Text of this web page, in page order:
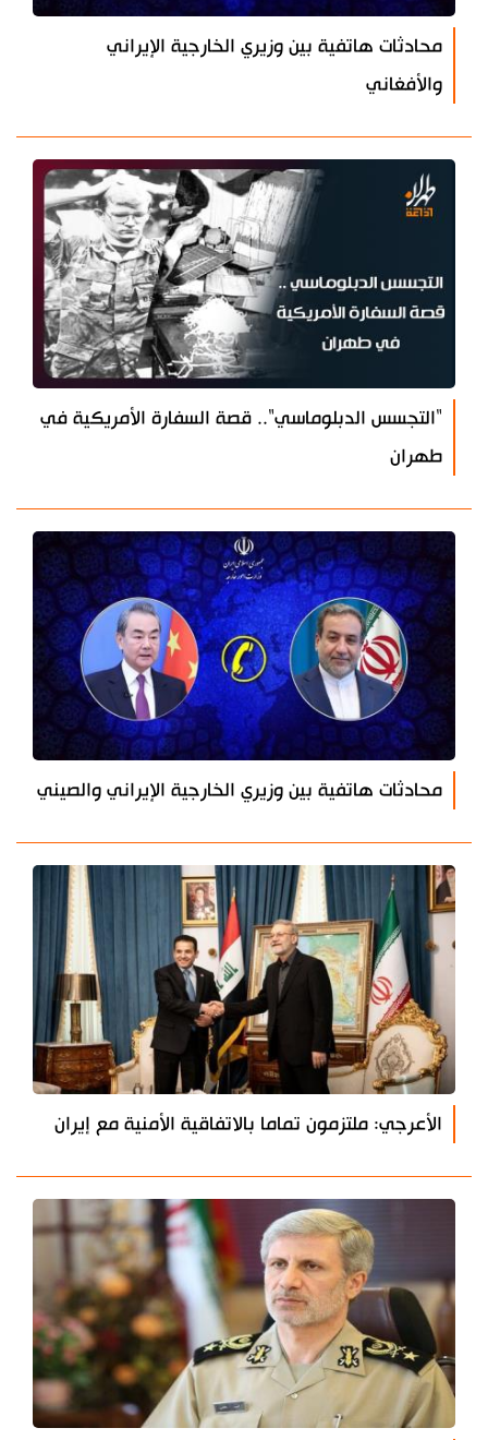
محادثات هاتفية بين وزيري الخارجية الإيراني
والأفغاني
"التجسس الدبلوماسي".. قصة السفارة الأمريكية في
طهران
محادثات هاتفية بين وزيري الخارجية الإيراني والصيني
الأعرجي: ملتزمون تماما بالاتفاقية الأمنية مع إيران